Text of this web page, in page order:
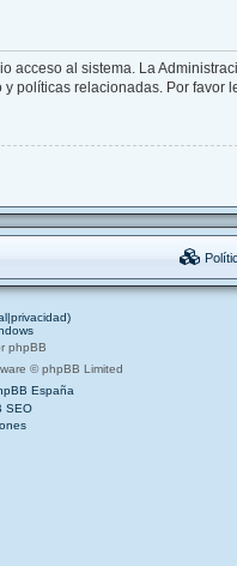
al sistema. La
relacionadas. Por favor
phpBB
© phpBB Limited
España
SEO